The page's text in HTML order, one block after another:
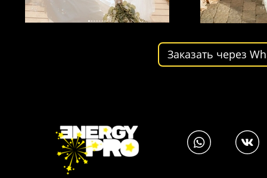
Заказать через